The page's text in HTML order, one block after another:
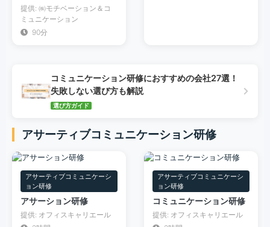
提供: ㈱モチベーション＆コ
ミュニケーション
90分
コミュニケーション研修におすすめの会社27選！
失敗しない選び方も解説
選び方ガイド
アサーティブコミュニケーション研修
アサーティブコミュニケーシ
ョン研修
アサーション研修
提供: オフィスキャリエール
アサーティブコミュニケーシ
ョン研修
コミュニケーション研修
提供: オフィスキャリエール